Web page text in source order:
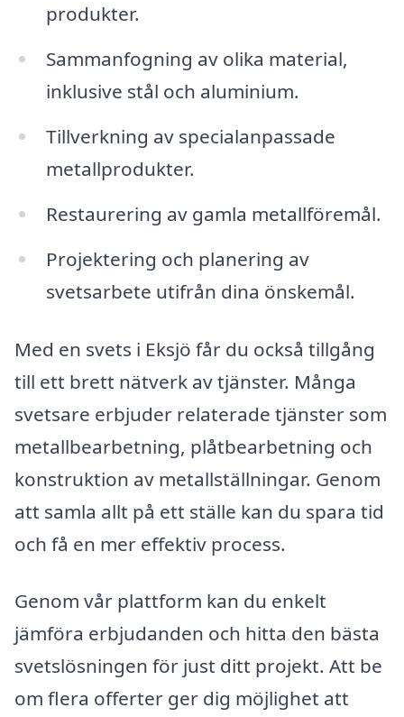
produkter.
Sammanfogning av olika material,
inklusive stål och aluminium.
Tillverkning av specialanpassade
metallprodukter.
Restaurering av gamla metallföremål.
Projektering och planering av
svetsarbete utifrån dina önskemål.
Med en svets i Eksjö får du också tillgång
till ett brett nätverk av tjänster. Många
svetsare erbjuder relaterade tjänster som
metallbearbetning, plåtbearbetning och
konstruktion av metallställningar. Genom
att samla allt på ett ställe kan du spara tid
och få en mer effektiv process.
Genom vår plattform kan du enkelt
jämföra erbjudanden och hitta den bästa
svetslösningen för just ditt projekt. Att be
om flera offerter ger dig möjlighet att